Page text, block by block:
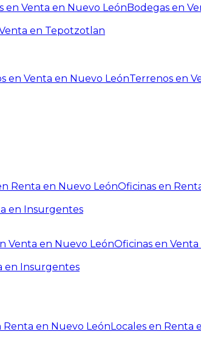
en Venta en Nuevo LeónBodegas en
en Tepotzotlan
en Venta en Nuevo LeónTerrenos en
Renta en Nuevo LeónOficinas en
en Insurgentes
Venta en Nuevo LeónOficinas en
en Insurgentes
Renta en Nuevo LeónLocales en Renta